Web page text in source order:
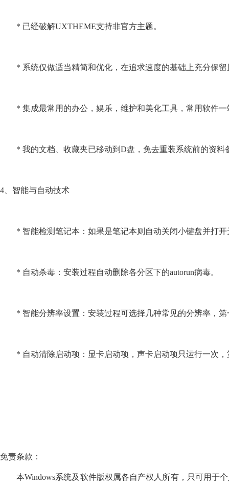
* 已经破解UXTHEME支持非官方主题。
* 系统仅做适当精简和优化，在追求速度的基础上充分保留
* 集成最常用的办公，娱乐，维护和美化工具，常用软件一
* 我的文档、收藏夹已移动到D盘，免去重装系统前的资料
4、智能与自动技术
* 智能检测笔记本：如果是笔记本则自动关闭小键盘并打开
* 自动杀毒：安装过程自动删除各分区下的autorun病毒。
* 智能分辨率设置：安装过程可选择几种常见的分辨率，第
* 自动清除启动项：显卡启动项，声卡启动项只运行一次，
免责条款：
本Windows系统及软件版权属各自产权人所有，只可用于